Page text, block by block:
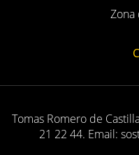
Zona
Tomas Romero de
21 22 44. Email: